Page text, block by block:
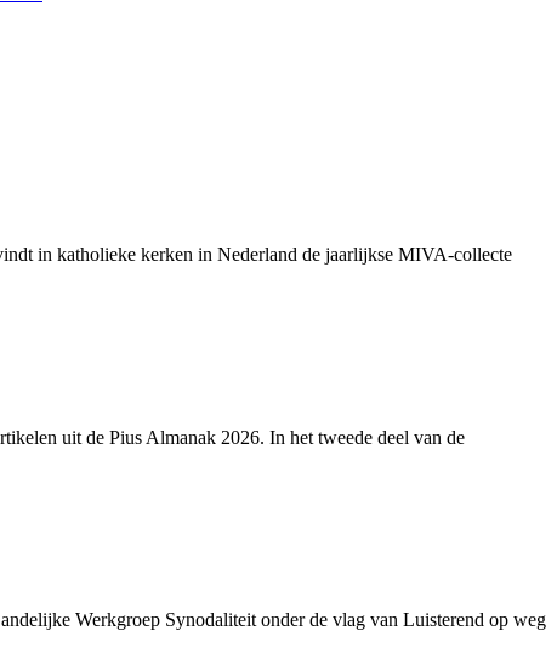
in katholieke kerken in Nederland de jaarlijkse MIVA-collecte
uit de Pius Almanak 2026. In het tweede deel van de
Werkgroep Synodaliteit onder de vlag van Luisterend op weg